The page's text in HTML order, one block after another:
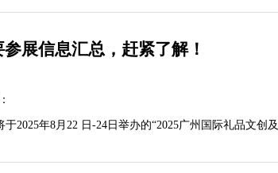
展信息汇总，赶紧了解！
2025年8月22 日-24日举办的“2025广州国际礼品文创